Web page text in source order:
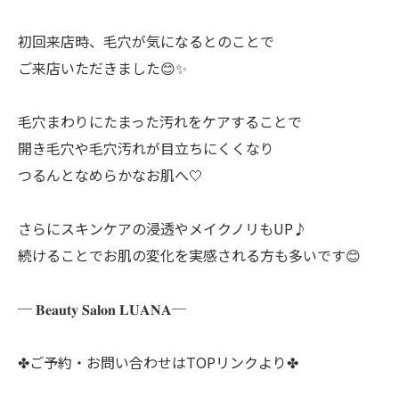
初回来店時、毛穴が気になるとのことで
ご来店いただきました😊✨
毛穴まわりにたまった汚れをケアすることで
開き毛穴や毛穴汚れが目立ちにくくなり
つるんとなめらかなお肌へ🤍
さらにスキンケアの浸透やメイクノリもUP♪
続けることでお肌の変化を実感される方も多いです😊
─ 𝐁𝐞𝐚𝐮𝐭𝐲 𝐒𝐚𝐥𝐨𝐧 𝐋𝐔𝐀𝐍𝐀─
✤ご予約・お問い合わせはTOPリンクより✤